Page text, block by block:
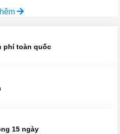
phí toàn quốc
15 ngày